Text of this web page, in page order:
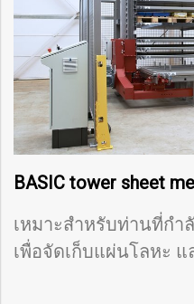
BASIC tower sheet
เหมาะสำหรับท่านที่กำ
เพื่อจัดเก็บแผ่นโลหะ